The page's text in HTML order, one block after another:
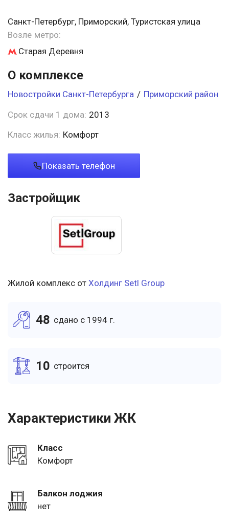
Санкт-Петербург, Приморский, Туристская улица
Возле метро:
Старая Деревня
О комплексе
Новостройки Санкт-Петербурга / Приморский район
Срок сдачи 1 дома: 2013
Класс жилья: Комфорт
Показать телефон
Застройщик
Жилой комплекс от Холдинг Setl Group
48 cдано c 1994 г.
10 cтроится
Характеристики ЖК
Класс
Комфорт
Балкон лоджия
нет